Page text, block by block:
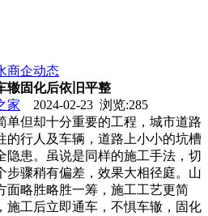
商企动态
辙固化后依旧平整
家 2024-02-23 浏览:285
单但却十分重要的工程，城市道路
的行人及车辆，道路上小小的坑槽
隐患。虽说是同样的施工手法，切
步骤稍有偏差，效果大相径庭。山
面略胜略胜一筹，施工工艺更简
施工后立即通车，不惧车辙，固化